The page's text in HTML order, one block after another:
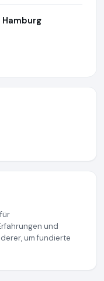
und
um fundierte